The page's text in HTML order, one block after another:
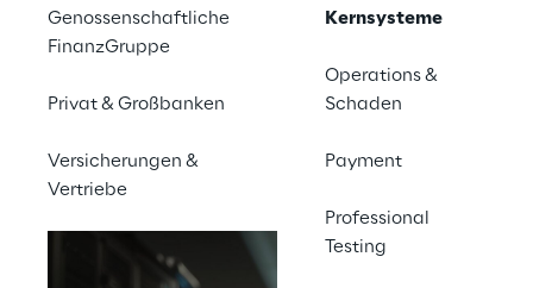
Genossenschaftliche
FinanzGruppe
Privat & Großbanken
Versicherungen &
Vertriebe
Kernsysteme
Operations &
Schaden
Payment
Professional
Testing
dort ab, wo Sie bei Ihrer Transformation
stehen. Wir modernisieren, transformieren
Kontaktieren Sie uns